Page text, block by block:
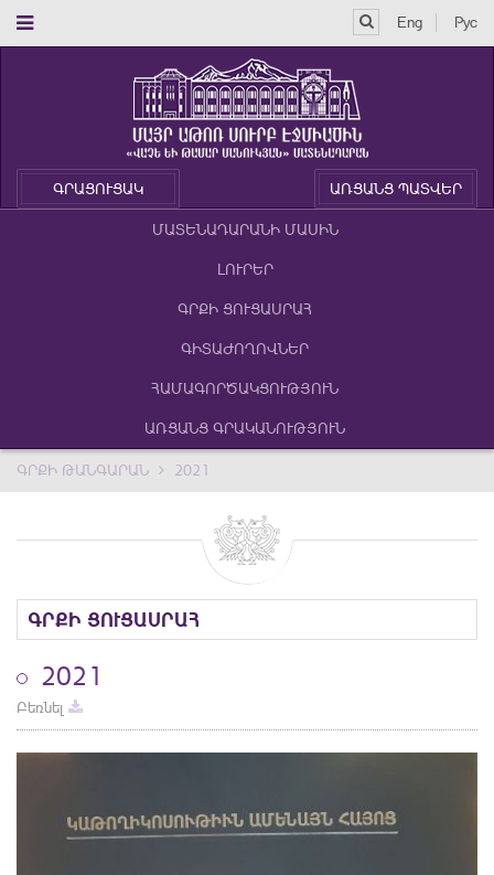
Eng Рус
ԳՐԱՑՈՒՑԱԿ ԱՌՑԱՆՑ ՊԱՏՎԵՐ
ՄԱՏԵՆԱԴԱՐԱՆԻ ՄԱՍԻՆ
ԼՈՒՐԵՐ
ԳՐՔԻ ՑՈՒՑԱՍՐԱՀ
ԳԻՏԱԺՈՂՈՎՆԵՐ
ՀԱՄԱԳՈՐԾԱԿՑՈՒԹՅՈՒՆ
ԱՌՑԱՆՑ ԳՐԱԿԱՆՈՒԹՅՈՒՆ
ԳՐՔԻ ԹԱՆԳԱՐԱՆ 2021
ԳՐՔԻ ՑՈՒՑԱՍՐԱՀ
2021
Բեռնել